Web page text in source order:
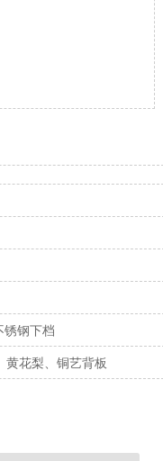
钢下档
黄花梨、铜艺背板